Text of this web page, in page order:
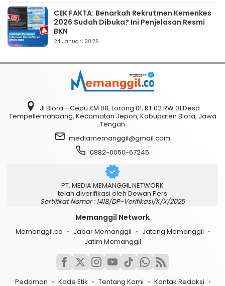
CEK FAKTA: Benarkah Rekrutmen Kemenkes
2026 Sudah Dibuka? Ini Penjelasan Resmi
BKN
24 Januari 2026
Jl Blora - Cepu KM 08, Lorong 01, RT 02 RW 01 Desa
Tempellemahbang, Kecamatan Jepon, Kabupaten Blora, Jawa
Tengah
mediamemanggil@gmail.com
0882-0050-67245
PT. MEDIA MEMANGGIL NETWORK
telah diverifikasi oleh Dewan Pers
Sertifikat Nomor : 1418/DP-Verifikasi/K/X/2025
Memanggil Network
Memanggil.co Jabar Memanggil
Jateng Memanggil
Jatim Memanggil
Pedoman Kode Etik Tentang Kami Kontak Redaksi